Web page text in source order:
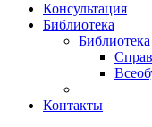
Консультация
Библиотека
Библиотека
Контакты